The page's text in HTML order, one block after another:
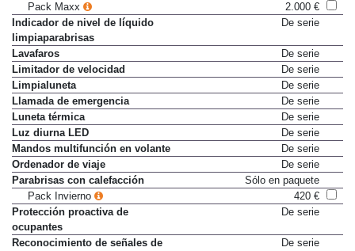
Pack Maxx
2.000 €
Indicador de nivel de líquido
limpiaparabrisas
De serie
Lavafaros
De serie
Limitador de velocidad
De serie
Limpialuneta
De serie
Llamada de emergencia
De serie
Luneta térmica
De serie
Luz diurna LED
De serie
Mandos multifunción en volante
De serie
Ordenador de viaje
De serie
Parabrisas con calefacción
Sólo en paquete
Pack Invierno
420 €
Protección proactiva de
ocupantes
De serie
Reconocimiento de señales de
De serie